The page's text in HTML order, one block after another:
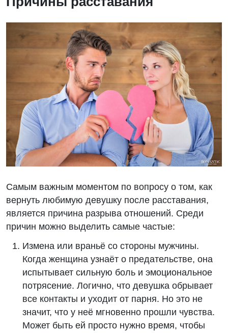
Самым важным моментом по вопросу о том, как
вернуть любимую девушку после расставания,
является причина разрыва отношений. Среди
причин можно выделить самые частые:
Измена или враньё со стороны мужчины.
Когда женщина узнаёт о предательстве, она
испытывает сильную боль и эмоциональное
потрясение. Логично, что девушка обрывает
все контакты и уходит от парня. Но это не
значит, что у неё мгновенно прошли чувства.
Может быть ей просто нужно время, чтобы